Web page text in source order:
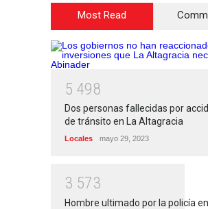
Most Read
5 498
Dos personas fallecidas por
de tránsito en La Altagracia
Locales mayo 29, 2023
3 573
Hombre ultimado por la policía